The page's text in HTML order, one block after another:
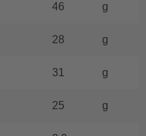
46 g
28 g
31 g
25 g